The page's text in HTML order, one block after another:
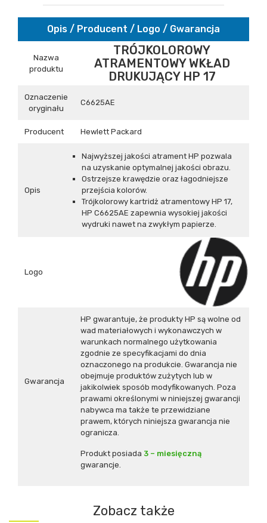
Opis / Producent / Logo / Gwarancja
Nazwa
produktu
TRÓJKOLOROWY
ATRAMENTOWY WKŁAD
DRUKUJĄCY HP 17
Oznaczenie
oryginału
C6625AE
Producent Hewlett Packard
Opis
Najwyższej jakości atrament HP pozwala
na uzyskanie optymalnej jakości obrazu.
Ostrzejsze krawędzie oraz łagodniejsze
przejścia kolorów.
Trójkolorowy kartridż atramentowy HP 17,
HP C6625AE zapewnia wysokiej jakości
wydruki nawet na zwykłym papierze.
Logo
Gwarancja
HP gwarantuje, że produkty HP są wolne od
wad materiałowych i wykonawczych w
warunkach normalnego użytkowania
zgodnie ze specyfikacjami do dnia
oznaczonego na produkcie. Gwarancja nie
obejmuje produktów zużytych lub w
jakikolwiek sposób modyfikowanych. Poza
prawami określonymi w niniejszej gwarancji
nabywca ma także te przewidziane
prawem, których niniejsza gwarancja nie
ogranicza.
Produkt posiada 3 – miesięczną
gwarancje.
Zobacz także